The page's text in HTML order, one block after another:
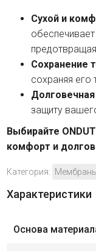
Сухой и
Сохранение
сохраняя его
защиту
Выбирайте
комфорт и
Категория:
Характеристики
Основа